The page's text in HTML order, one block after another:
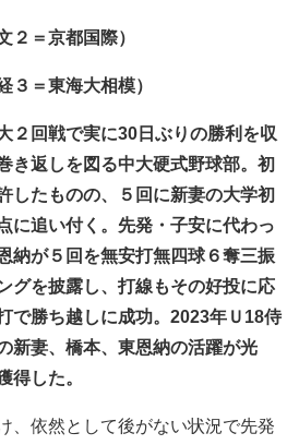
＝京都国際）
東海大相模）
２回戦で実に30日ぶりの勝利を収
き返しを図る中大硬式野球部。初
したものの、５回に新妻の大学初
に追い付く。先発・子安に代わっ
納が５回を無安打無四球６奪三振
グを披露し、打線もその好投に応
で勝ち越しに成功。2023年Ｕ18侍
新妻、橋本、東恩納の活躍が光
得した。
、依然として後がない状況で先発